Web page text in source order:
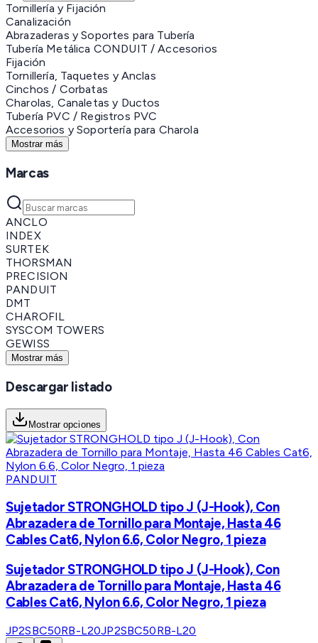
Tornillería y Fijación
Canalización
Abrazaderas y Soportes para Tubería
Tubería Metálica CONDUIT / Accesorios
Fijación
Tornillería, Taquetes y Anclas
Cinchos / Corbatas
Charolas, Canaletas y Ductos
Tubería PVC / Registros PVC
Accesorios y Soportería para Charola
Mostrar más
Marcas
ANCLO
INDEX
SURTEK
THORSMAN
PRECISION
PANDUIT
DMT
CHAROFIL
SYSCOM TOWERS
GEWISS
Mostrar más
Descargar listado
Mostrar opciones
PANDUIT
Sujetador STRONGHOLD tipo J (J-Hook), Con
Abrazadera de Tornillo para Montaje, Hasta 46
Cables Cat6, Nylon 6.6, Color Negro, 1 pieza
Sujetador STRONGHOLD tipo J (J-Hook), Con
Abrazadera de Tornillo para Montaje, Hasta 46
Cables Cat6, Nylon 6.6, Color Negro, 1 pieza
JP2SBC50RB-L20JP2SBC50RB-L20